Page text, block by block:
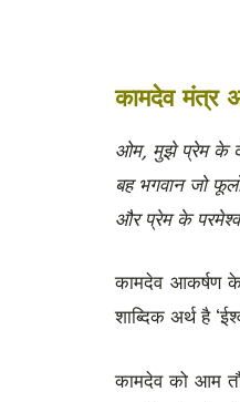
कामदेव मंत्र
ओम, मुझे प्रेम के
बह भगवान जो
और प्रेम के
कामदेव आकर्षण
शाब्दिक अर्थ है
कामदेव को आम